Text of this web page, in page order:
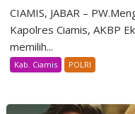
CIAMIS, JABAR –
Kapolres Ciamis, AKBP
memilih...
Kab. Ciamis POLRI